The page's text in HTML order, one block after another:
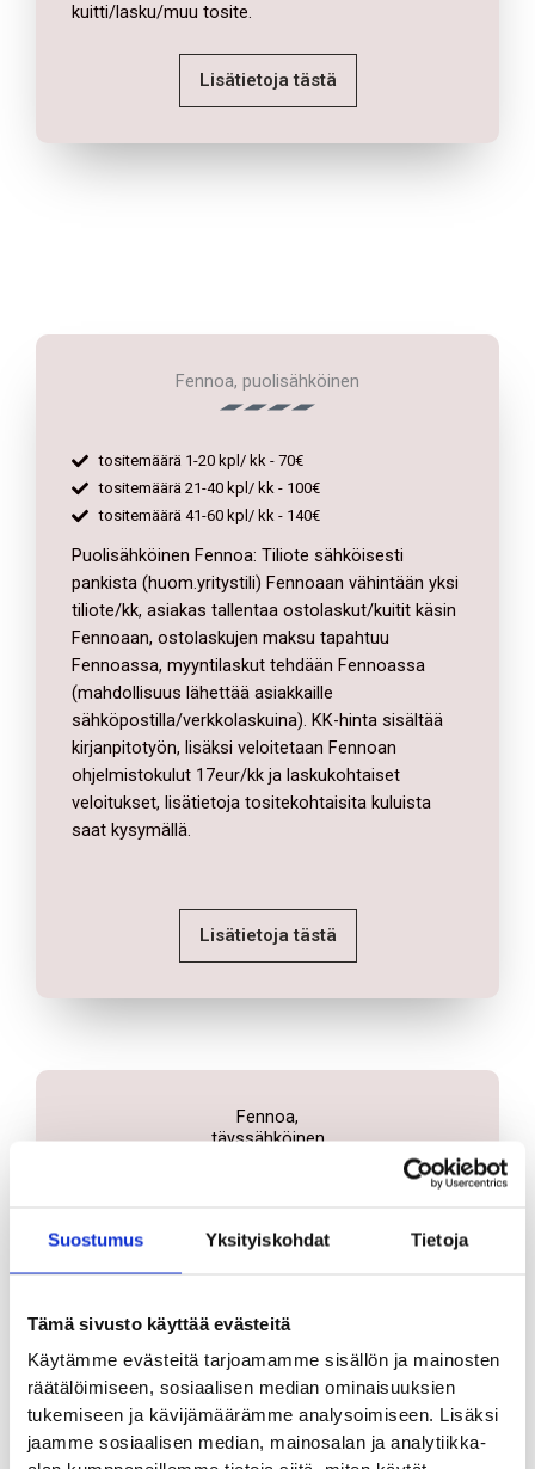
Suostumus Yksityiskohdat Tietoja
Tämä sivusto käyttää evästeitä
Käytämme evästeitä tarjoamamme sisällön ja mainosten
räätälöimiseen, sosiaalisen median ominaisuuksien
tukemiseen ja kävijämäärämme analysoimiseen. Lisäksi
jaamme sosiaalisen median, mainosalan ja analytiikka-
kuitti/lasku/muu tosite.
Lisätietoja tästä
Fennoa, puolisähköinen
tositemäärä 1-20 kpl/ kk - 70€
tositemäärä 21-40 kpl/ kk - 100€
tositemäärä 41-60 kpl/ kk - 140€
Puolisähköinen Fennoa: Tiliote sähköisesti
pankista (huom.yritystili) Fennoaan vähintään yksi
tiliote/kk, asiakas tallentaa ostolaskut/kuitit käsin
Fennoaan, ostolaskujen maksu tapahtuu
Fennoassa, myyntilaskut tehdään Fennoassa
(mahdollisuus lähettää asiakkaille
sähköpostilla/verkkolaskuina). KK-hinta sisältää
kirjanpitotyön, lisäksi veloitetaan Fennoan
ohjelmistokulut 17eur/kk ja laskukohtaiset
veloitukset, lisätietoja tositekohtaisita kuluista
saat kysymällä.
Lisätietoja tästä
Fennoa,
täyssähköinen
tositemäärä 21-40 kpl/ kk - 100€
tositemäärä 41-60 kpl/ kk - 140€
Täyssähköinen Fennoa: Tiliote sähköisesti
pankista huom.yritystili) Fennoaan vähintään yksi
tiliote/kk, ostolaskut verkkolaskuina Fennoaan,
myyntilaskut tehdään Fennoassa (mahdollisuus
lähettää asiakkaille sähköpostilla/verkkolaskuina),
pankkikortti ym.kuitit voi lähettää kirjanpitoon